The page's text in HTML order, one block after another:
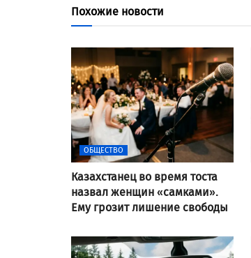
Похожие новости
ОБЩЕСТВО
Казахстанец во время тоста
назвал женщин «самками».
Ему грозит лишение свободы